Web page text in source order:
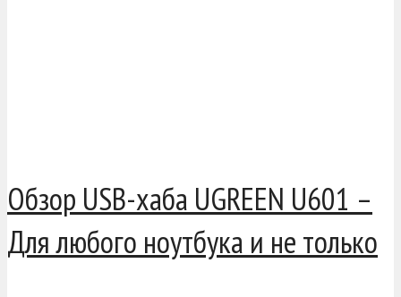
Обзор USB-хаба UGREEN U601 –
Для любого ноутбука и не только